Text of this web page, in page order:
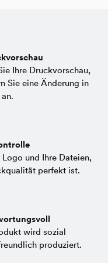
Ihre Druckvorschau,
Sie eine Änderung in
und Ihre Dateien,
perfekt ist.
wird sozial
produziert.